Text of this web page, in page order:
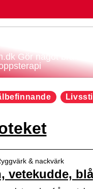
Gör något bra för
Livsstil
& nackvärk
vetekudde,